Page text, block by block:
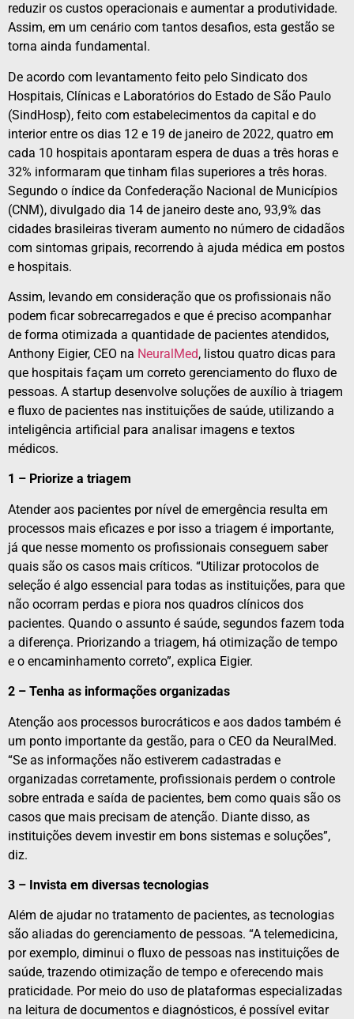
reduzir os custos operacionais e aumentar a produtividade.
Assim, em um cenário com tantos desafios, esta gestão se
torna ainda fundamental.
De acordo com levantamento feito pelo Sindicato dos
Hospitais, Clínicas e Laboratórios do Estado de São Paulo
(SindHosp), feito com estabelecimentos da capital e do
interior entre os dias 12 e 19 de janeiro de 2022, quatro em
cada 10 hospitais apontaram espera de duas a três horas e
32% informaram que tinham filas superiores a três horas.
Segundo o índice da Confederação Nacional de Municípios
(CNM), divulgado dia 14 de janeiro deste ano, 93,9% das
cidades brasileiras tiveram aumento no número de cidadãos
com sintomas gripais, recorrendo à ajuda médica em postos
e hospitais.
Assim, levando em consideração que os profissionais não
podem ficar sobrecarregados e que é preciso acompanhar
de forma otimizada a quantidade de pacientes atendidos,
Anthony Eigier, CEO na NeuralMed, listou quatro dicas para
que hospitais façam um correto gerenciamento do fluxo de
pessoas. A startup desenvolve soluções de auxílio à triagem
e fluxo de pacientes nas instituições de saúde, utilizando a
inteligência artificial para analisar imagens e textos
médicos.
1 – Priorize a triagem
Atender aos pacientes por nível de emergência resulta em
processos mais eficazes e por isso a triagem é importante,
já que nesse momento os profissionais conseguem saber
quais são os casos mais críticos. “Utilizar protocolos de
seleção é algo essencial para todas as instituições, para que
não ocorram perdas e piora nos quadros clínicos dos
pacientes. Quando o assunto é saúde, segundos fazem toda
a diferença. Priorizando a triagem, há otimização de tempo
e o encaminhamento correto”, explica Eigier.
2 – Tenha as informações organizadas
Atenção aos processos burocráticos e aos dados também é
um ponto importante da gestão, para o CEO da NeuralMed.
“Se as informações não estiverem cadastradas e
organizadas corretamente, profissionais perdem o controle
sobre entrada e saída de pacientes, bem como quais são os
casos que mais precisam de atenção. Diante disso, as
instituições devem investir em bons sistemas e soluções”,
diz.
3 – Invista em diversas tecnologias
Além de ajudar no tratamento de pacientes, as tecnologias
são aliadas do gerenciamento de pessoas. “A telemedicina,
por exemplo, diminui o fluxo de pessoas nas instituições de
saúde, trazendo otimização de tempo e oferecendo mais
praticidade. Por meio do uso de plataformas especializadas
na leitura de documentos e diagnósticos, é possível evitar